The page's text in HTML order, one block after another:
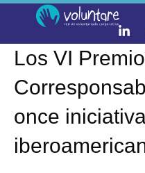
Los VI
once